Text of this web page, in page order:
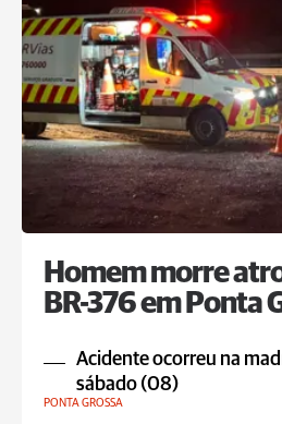
Homem morre
BR-376 em Ponta
Acidente ocorreu na
sábado (08)
PONTA GROSSA